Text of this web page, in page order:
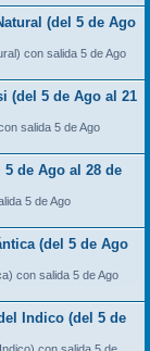
(del 5 de Ago
con salida 5 de Ago
(del 5 de Ago al 21
salida 5 de Ago
de Ago al 28 de
5 de Ago
(del 5 de Ago
con salida 5 de Ago
Indico (del 5 de